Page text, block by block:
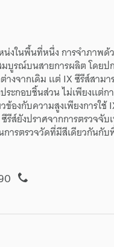
น่งในพื้นที่หนึ่งการจำภาพด้
บูรณ์บนสายการผลิตโดยป
างจากเดิม เเต่ IXซีรีส์สามา
ประกอบชิ้นส่วนไม่เพียงเเต่ก
ข้องกับความสูงเพียงการใช้
ซีรีส์ยังปราศจากการตรวจจับ
การตรวจวัดที่มีสีเดียวกันกับ